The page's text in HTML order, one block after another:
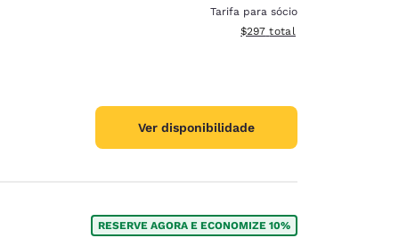
Tarifa para sócio
Exibir detalhes do total
$297 total
Ver disponibilidade
RESERVE AGORA E ECONOMIZE 10%